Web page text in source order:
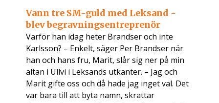
Vann tre SM-guld med Leksand -
blev begravningsentreprenör
Varför han idag heter Brandser och inte
Karlsson? – Enkelt, säger Per Brandser när
han och hans fru, Marit, slår sig ner på min
altan i Ullvi i Leksands utkanter. – Jag och
Marit gifte oss och då hade jag inget val. Det
var bara till att byta namn, skrattar